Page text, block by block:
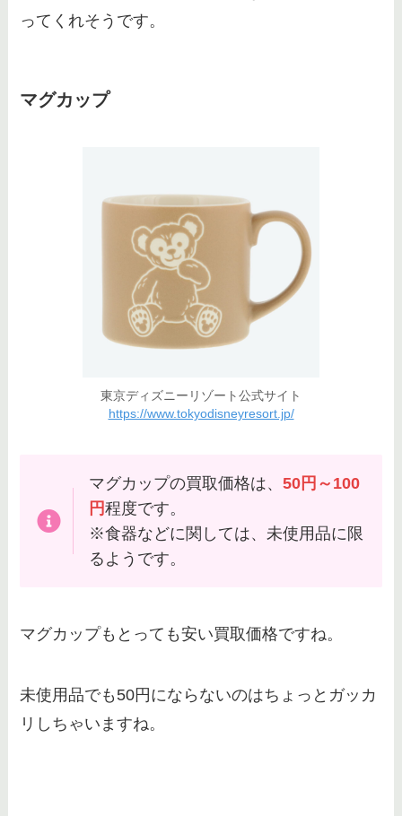
ってくれそうです。
マグカップ
東京ディズニーリゾート公式サイト
https://www.tokyodisneyresort.jp/
マグカップの買取価格は、 50円～100
円程度です。
※食器などに関しては、未使用品に限
るようです。
マグカップもとっても安い買取価格ですね。
未使用品でも50円にならないのはちょっとガッカ
リしちゃいますね。